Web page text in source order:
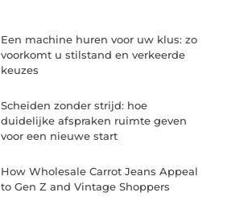
Een machine huren voor uw klus: zo
voorkomt u stilstand en verkeerde
keuzes
Scheiden zonder strijd: hoe
duidelijke afspraken ruimte geven
voor een nieuwe start
How Wholesale Carrot Jeans Appeal
to Gen Z and Vintage Shoppers